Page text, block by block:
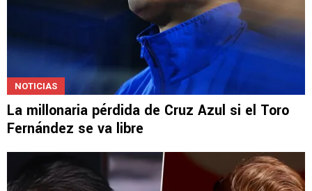
NOTICIAS
La millonaria pérdida de Cruz Azul si el Toro
Fernández se va libre